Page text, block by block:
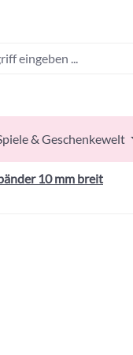
& Geschenkewelt
10 mm breit